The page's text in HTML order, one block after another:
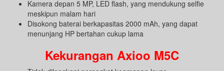
Kamera depan 5 MP, LED flash, yang mendukung selfie
meskipun malam hari
Disokong baterai berkapasitas 2000 mAh, yang dapat
menunjang HP bertahan cukup lama
Kekurangan Axioo M5C